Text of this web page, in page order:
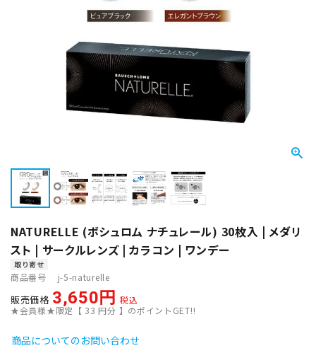
NATURELLE (ボシュロム ナチュレール) 30枚入 | メダリ
スト | サークルレンズ | カラコン | ワンデー
取り寄せ
商品番号 j-5-naturelle
販売価格 3,650
税込
★会員様★限定【 33 円分 】のポイントGET!!
商品についてのお問い合わせ